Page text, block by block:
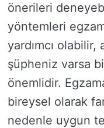
önerileri
yöntemleri
yardımcı
şüpheniz varsa
önemlidir.
bireysel olarak
nedenle uygun